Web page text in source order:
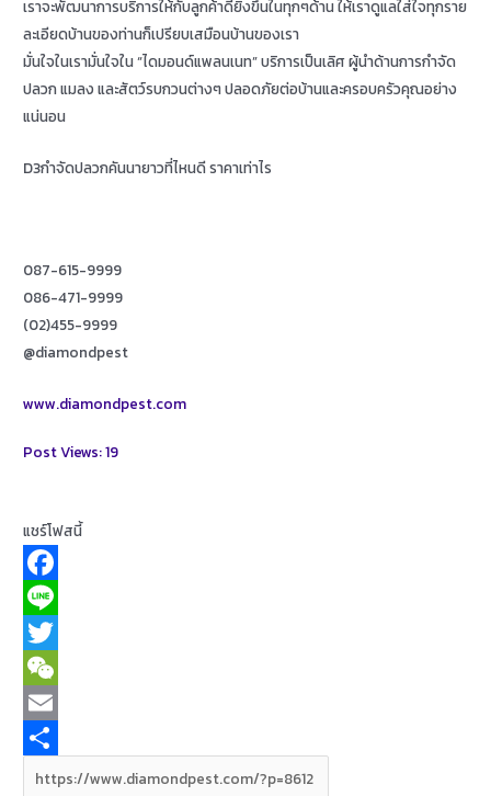
เราจะพัฒนาการบริการให้กับลูกค้าดียิ่งขึ้นในทุกๆด้าน ให้เราดูแลใส่ใจทุกราย
ละเอียดบ้านของท่านก็เปรียบเสมือนบ้านของเรา
มั่นใจในเรามั่นใจใน “ไดมอนด์แพลนเนท” บริการเป็นเลิศ ผู้นำด้านการกำจัด
ปลวก แมลง และสัตว์รบกวนต่างๆ ปลอดภัยต่อบ้านและครอบครัวคุณอย่าง
แน่นอน
D3กำจัดปลวกคันนายาวที่ไหนดี ราคาเท่าไร
087-615-9999
086-471-9999
(02)455-9999
@diamondpest
www.diamondpest.com
Post Views:19
แชร์โฟสนี้
F
a
c
e
b
L
n
e
T
w
W
eE
m